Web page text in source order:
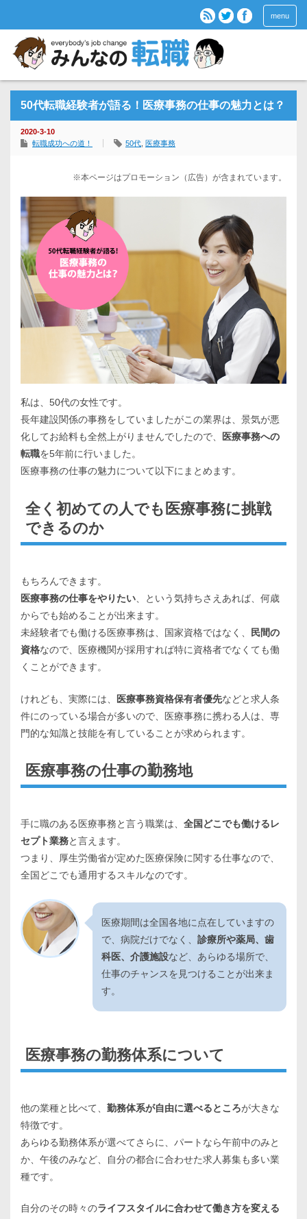
menu
50代転職経験者が語る！医療事務の仕事の魅力とは？
2020-3-10
転職成功への道！
50代 医療事務
※本ページはプロモーション（広告）が含まれています。
私は、50代の女性です。
長年建設関係の事務をしていましたがこの業界は、景気が悪
化してお給料も全然上がりませんでしたので、
医療事務への
転職を5年前に行いました。
医療事務の仕事の魅力について以下にまとめます。
全く初めての人でも医療事務に挑戦
できるのか
もちろんできます。
医療事務の仕事をやりたい 、という気持ちさえあれば、何歳
からでも始めることが出来ます。
未経験者でも働ける医療事務は、国家資格ではなく、
民間の
資格なので、医療機関が採用すれば特に資格者でなくても働
くことができます。
けれども、実際には、 医療事務資格保有者優先などと求人条
件にのっている場合が多いので、医療事務に携わる人は、専
門的な知識と技能を有していることが求められます。
医療事務の仕事の勤務地
手に職のある医療事務と言う職業は、 全国どこでも働けるレ
セプト業務と言えます。
つまり、厚生労働省が定めた医療保険に関する仕事なので、
全国どこでも通用するスキルなのです。
医療期間は全国各地に点在していますの
で、病院だけでなく、 診療所や薬局、歯
科医、介護施設など、あらゆる場所で、
仕事のチャンスを見つけることが出来ま
す。
医療事務の勤務体系について
他の業種と比べて、 勤務体系が自由に選べるところが大きな
特徴です。
あらゆる勤務体系が選べてさらに、パートなら午前中のみと
か、午後のみなど、自分の都合に合わせた求人募集も多い業
種です。
自分のその時々のライフスタイルに合わせて働き方を変える